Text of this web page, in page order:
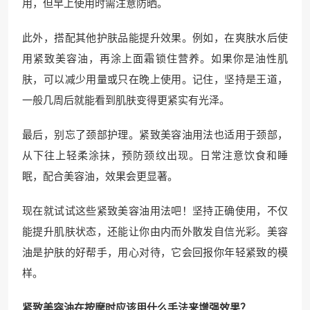
用，但早上使用时需注意防晒。
此外，搭配其他护肤品能提升效果。例如，在爽肤水后使
用紧致美容油，再涂上面霜锁住营养。如果你是油性肌
肤，可以减少用量或只在晚上使用。记住，坚持是王道，
一般几周后就能看到肌肤变得更紧实有光泽。
最后，别忘了颈部护理。紧致美容油用法也适用于颈部，
从下往上轻柔涂抹，预防颈纹出现。日常注意饮食和睡
眠，配合美容油，效果会更显著。
现在就试试这些紧致美容油用法吧！坚持正确使用，不仅
能提升肌肤状态，还能让你由内而外散发自信光彩。美容
油是护肤的好帮手，用心对待，它会回报你年轻紧致的模
样。
紧致美容油在按摩时应该用什么手法来增强效果？